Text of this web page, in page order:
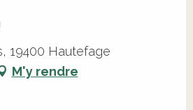
19400 Hautefage
M'y rendre